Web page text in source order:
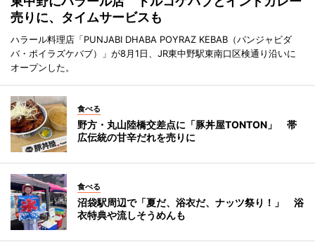
売りに、タイムサービスも
ハラール料理店「PUNJABI DHABA POYRAZ KEBAB（パンジャビダ
バ・ポイラズケバブ）」が8月1日、JR東中野駅東南口区検通り沿いに
オープンした。
食べる
野方・丸山陸橋交差点に「豚丼屋TONTON」 帯
広伝統の甘辛だれを売りに
食べる
沼袋駅周辺で「夏だ、浴衣だ、ナッツ祭り！」 浴
衣特典や流しそうめんも